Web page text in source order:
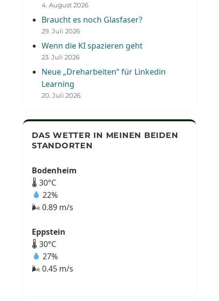
4. August 2026
Braucht es noch Glasfaser?
29. Juli 2026
Wenn die KI spazieren geht
23. Juli 2026
Neue „Dreharbeiten“ für Linkedin
Learning
20. Juli 2026
DAS WETTER IN MEINEN BEIDEN
STANDORTEN
Bodenheim
🌡 30°C
22%
🌬 0.89 m/s
Eppstein
🌡 30°C
27%
🌬 0.45 m/s